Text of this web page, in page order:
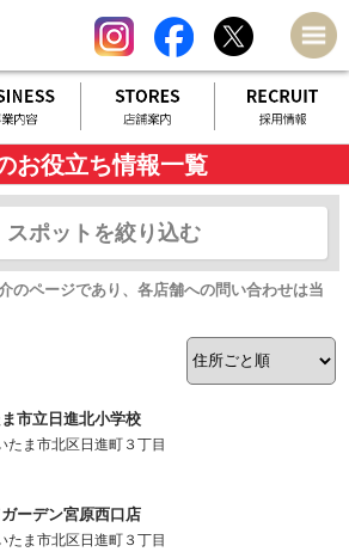
お役立ち情報一覧
スポットを絞り込む
のページであり、各店舗への問い合わせは当
市立日進北小学校
たま市北区日進町３丁目
ーデン宮原西口店
たま市北区日進町３丁目